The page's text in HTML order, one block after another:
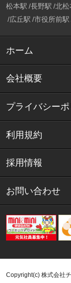
松本駅 長野駅 北松
広丘駅 市役所前駅
ホーム
会社概要
プライバシー
利用規約
採用情報
お問い合わせ
Copyright(c) 株式会社